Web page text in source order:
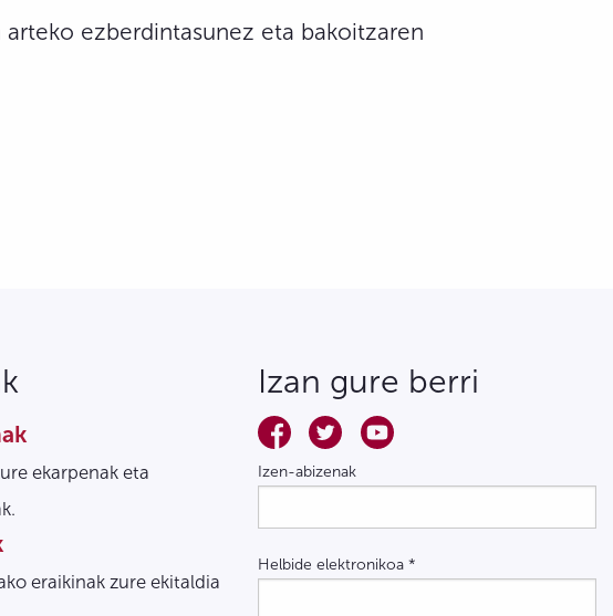
ezberdintasunez eta bakoitzaren
ekarpenak eta
eraikinak zure ekitaldia
Izan gure berri
Izen-abizenak
Helbide elektronikoa *